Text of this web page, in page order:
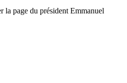
la page du président Emmanuel